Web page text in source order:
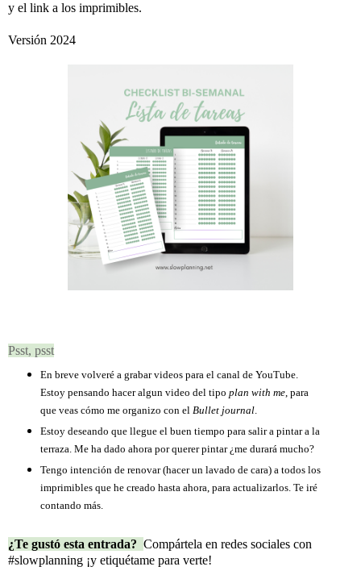
y el link a los imprimibles.
Versión 2024
Psst, psst
En breve volveré a grabar videos para el canal de YouTube.
Estoy pensando hacer algun video del tipo plan with me, para
que veas cómo me organizo con el Bullet journal.
Estoy deseando que llegue el buen tiempo para salir a pintar a la
terraza. Me ha dado ahora por querer pintar ¿me durará mucho?
Tengo intención de renovar (hacer un lavado de cara) a todos los
imprimibles que he creado hasta ahora, para actualizarlos. Te iré
contando más.
¿Te gustó esta entrada? Compártela en redes sociales con
#slowplanning ¡y etiquétame para verte!